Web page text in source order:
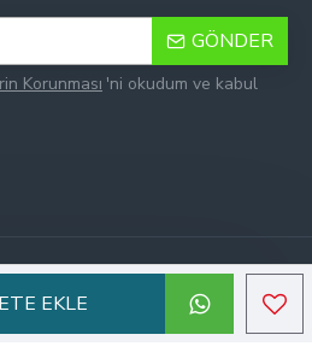
EKLE
GÖNDER
Korunması 'ni okudum ve kabul
Home | Ürün görselleri ticari lisansa
kopyalanamaz.